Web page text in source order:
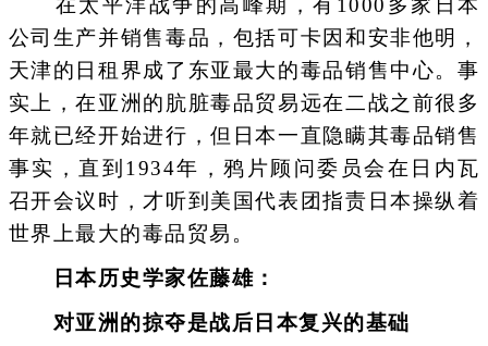
在太平洋战争的高峰期，有1000多家日本
公司生产并销售毒品，包括可卡因和安非他明，
天津的日租界成了东亚最大的毒品销售中心。事
实上，在亚洲的肮脏毒品贸易远在二战之前很多
年就已经开始进行，但日本一直隐瞒其毒品销售
事实，直到1934年，鸦片顾问委员会在日内瓦
召开会议时，才听到美国代表团指责日本操纵着
世界上最大的毒品贸易。
日本历史学家佐藤雄：
对亚洲的掠夺是战后日本复兴的基础